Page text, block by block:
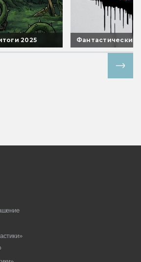
2025 Фантастические